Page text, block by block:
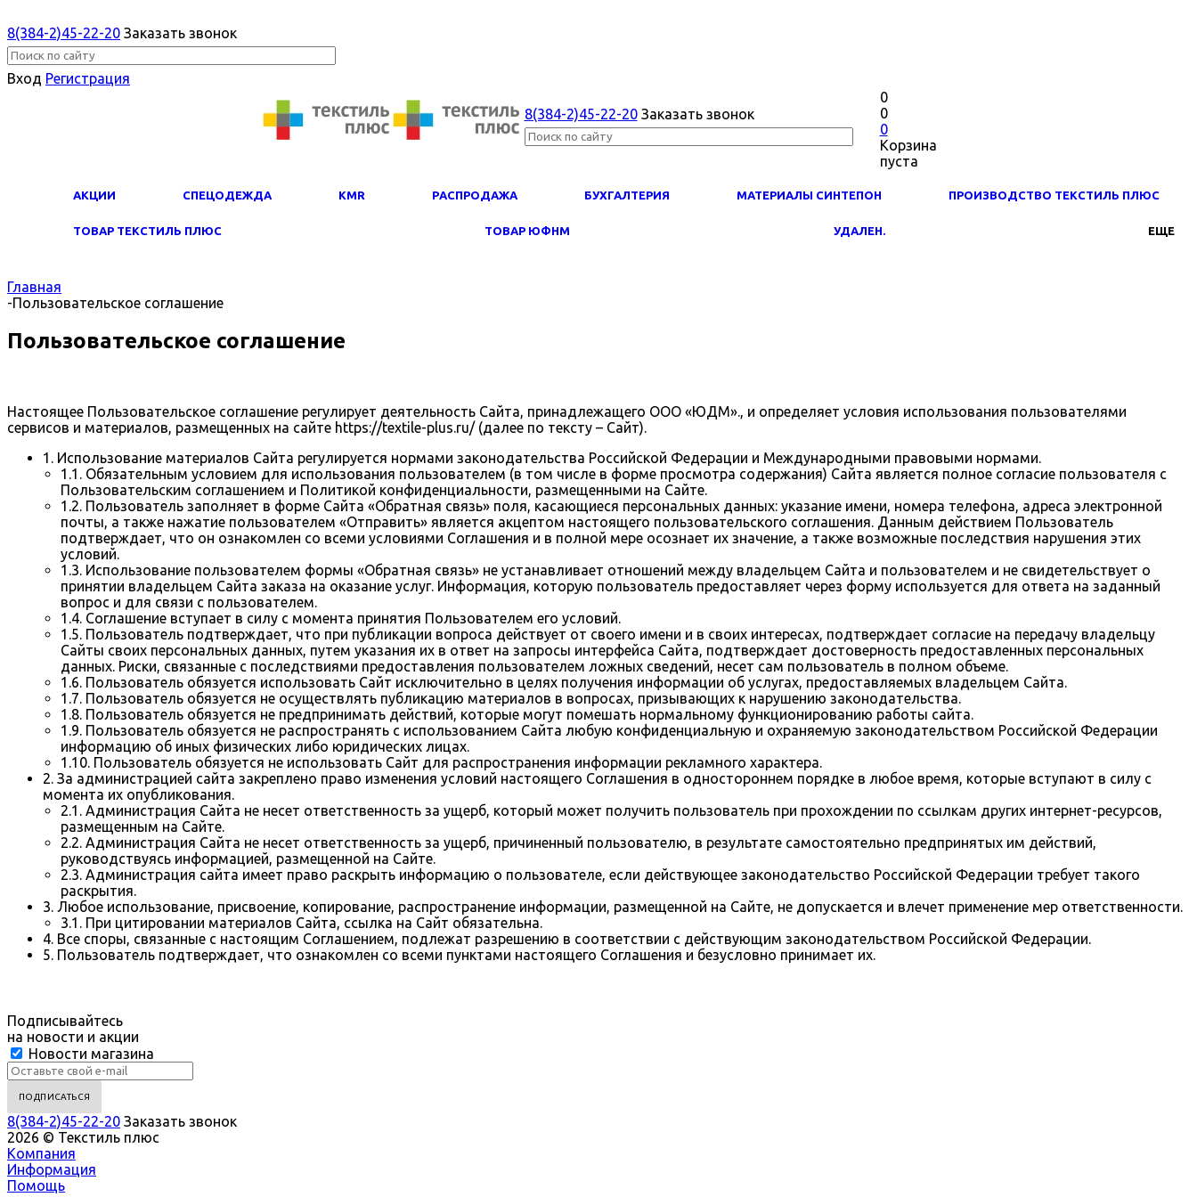
8(384-2)45-22-20 Заказать звонок
Вход Регистрация
8(384-2)45-22-20 Заказать звонок
0
0
0
Корзина
пуста
АКЦИИ СПЕЦОДЕЖДА KMR PАСПРОДАЖА БУХГАЛТЕРИЯ МАТЕРИАЛЫ СИНТЕПОН ПРОИЗВОДСТВО ТЕКСТИЛЬ ПЛЮС
ТОВАР ТЕКСТИЛЬ ПЛЮС ТОВАР ЮФНМ УДАЛЕН. ЕЩЕ
Главная
-Пользовательское соглашение
Пользовательское соглашение
Настоящее Пользовательское соглашение регулирует деятельность Сайта, принадлежащего ООО «ЮДМ»., и определяет условия использования пользователями
сервисов и материалов, размещенных на сайте https://textile-plus.ru/ (далее по тексту – Сайт).
1. Использование материалов Сайта регулируется нормами законодательства Российской Федерации и Международными правовыми нормами.
1.1. Обязательным условием для использования пользователем (в том числе в форме просмотра содержания) Сайта является полное согласие пользователя с
Пользовательским соглашением и Политикой конфиденциальности, размещенными на Сайте.
1.2. Пользователь заполняет в форме Сайта «Обратная связь» поля, касающиеся персональных данных: указание имени, номера телефона, адреса электронной
почты, а также нажатие пользователем «Отправить» является акцептом настоящего пользовательского соглашения. Данным действием Пользователь
подтверждает, что он ознакомлен со всеми условиями Соглашения и в полной мере осознает их значение, а также возможные последствия нарушения этих
условий.
1.3. Использование пользователем формы «Обратная связь» не устанавливает отношений между владельцем Сайта и пользователем и не свидетельствует о
принятии владельцем Сайта заказа на оказание услуг. Информация, которую пользователь предоставляет через форму используется для ответа на заданный
вопрос и для связи с пользователем.
1.4. Соглашение вступает в силу с момента принятия Пользователем его условий.
1.5. Пользователь подтверждает, что при публикации вопроса действует от своего имени и в своих интересах, подтверждает согласие на передачу владельцу
Сайты своих персональных данных, путем указания их в ответ на запросы интерфейса Сайта, подтверждает достоверность предоставленных персональных
данных. Риски, связанные с последствиями предоставления пользователем ложных сведений, несет сам пользователь в полном объеме.
1.6. Пользователь обязуется использовать Сайт исключительно в целях получения информации об услугах, предоставляемых владельцем Сайта.
1.7. Пользователь обязуется не осуществлять публикацию материалов в вопросах, призывающих к нарушению законодательства.
1.8. Пользователь обязуется не предпринимать действий, которые могут помешать нормальному функционированию работы сайта.
1.9. Пользователь обязуется не распространять с использованием Сайта любую конфиденциальную и охраняемую законодательством Российской Федерации
информацию об иных физических либо юридических лицах.
1.10. Пользователь обязуется не использовать Сайт для распространения информации рекламного характера.
2. За администрацией сайта закреплено право изменения условий настоящего Соглашения в одностороннем порядке в любое время, которые вступают в силу с
момента их опубликования.
2.1. Администрация Сайта не несет ответственность за ущерб, который может получить пользователь при прохождении по ссылкам других интернет-ресурсов,
размещенным на Сайте.
2.2. Администрация Сайта не несет ответственность за ущерб, причиненный пользователю, в результате самостоятельно предпринятых им действий,
руководствуясь информацией, размещенной на Сайте.
2.3. Администрация сайта имеет право раскрыть информацию о пользователе, если действующее законодательство Российской Федерации требует такого
раскрытия.
3. Любое использование, присвоение, копирование, распространение информации, размещенной на Сайте, не допускается и влечет применение мер ответственности.
3.1. При цитировании материалов Сайта, ссылка на Сайт обязательна.
4. Все споры, связанные с настоящим Соглашением, подлежат разрешению в соответствии с действующим законодательством Российской Федерации.
5. Пользователь подтверждает, что ознакомлен со всеми пунктами настоящего Соглашения и безусловно принимает их.
Подписывайтесь
на новости и акции
Новости магазина
8(384-2)45-22-20 Заказать звонок
2026 © Текстиль плюс
Компания
Информация
Помощь